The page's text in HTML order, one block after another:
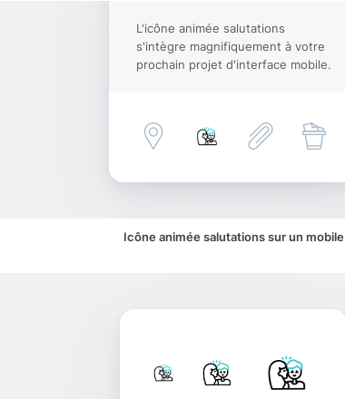
L'icône animée salutations
s'intègre magnifiquement à votre
prochain projet d'interface mobile.
Icône animée salutations sur un mobile